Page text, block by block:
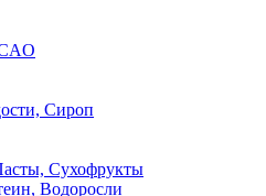
Сироп
Сухофрукты
Водоросли